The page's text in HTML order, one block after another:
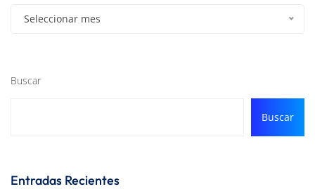
Seleccionar mes
Buscar
Buscar
Entradas Recientes